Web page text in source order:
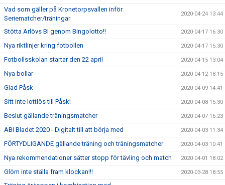
Vad som gäller på Kronetorpsvallen inför
Seriematcher/träningar
2020-04-24 13:44
Stötta Arlövs BI genom Bingolotto!! 2020-04-17 16:30
Nya riktlinjer kring fotbollen 2020-04-17 15:30
Fotbollsskolan startar den 22 april 2020-04-15 13:04
Nya bollar 2020-04-12 18:15
Glad Påsk 2020-04-09 14:41
Sitt inte lottlös till Påsk! 2020-04-08 15:30
Beslut gällande träningsmatcher 2020-04-07 16:23
ABI Bladet 2020 - Digitalt till att börja med 2020-04-03 11:34
FÖRTYDLIGANDE gällande träning och träningsmatcher 2020-04-03 10:41
Nya rekommendationer sätter stopp för tävling och match 2020-04-01 18:02
Glöm inte ställa fram klockan!!! 2020-03-28 18:55